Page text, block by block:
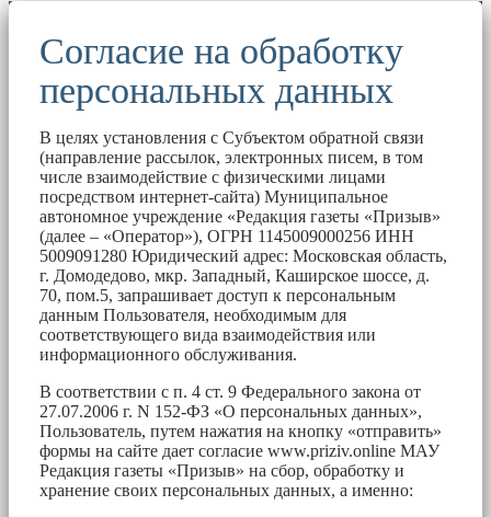
Согласие на обработку
персональных данных
В целях установления с Субъектом обратной связи
(направление рассылок, электронных писем, в том
числе взаимодействие с физическими лицами
посредством интернет-сайта) Муниципальное
автономное учреждение «Редакция газеты «Призыв»
(далее – «Оператор»), ОГРН 1145009000256 ИНН
5009091280 Юридический адрес: Московская область,
г. Домодедово, мкр. Западный, Каширское шоссе, д.
70, пом.5, запрашивает доступ к персональным
данным Пользователя, необходимым для
соответствующего вида взаимодействия или
информационного обслуживания.
В соответствии с п. 4 ст. 9 Федерального закона от
27.07.2006 г. N 152-ФЗ «О персональных данных»,
Пользователь, путем нажатия на кнопку «отправить»
формы на сайте дает согласие www.priziv.online МАУ
Редакция газеты «Призыв» на сбор, обработку и
хранение своих персональных данных, а именно: